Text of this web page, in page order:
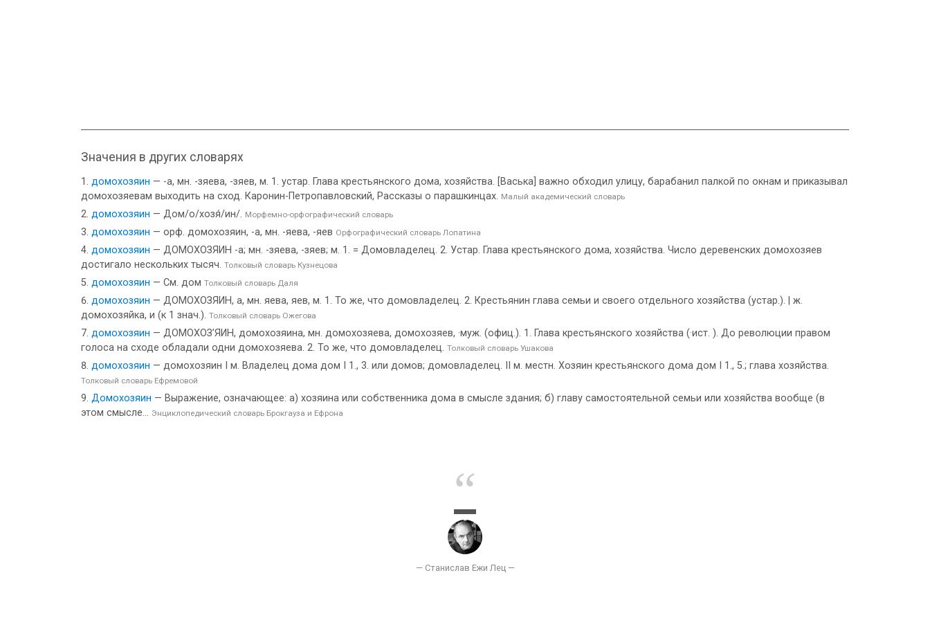
Значения в других словарях
домохозяин — -а, мн. -зяева, -зяев, м. 1. устар. Глава крестьянского дома, хозяйства. [Васька] важно обходил улицу, барабанил палкой по окнам и приказывал
домохозяевам выходить на сход. Каронин-Петропавловский, Рассказы о парашкинцах. Малый академический словарь
домохозяин — Дом/о/хозя́/ин/. Морфемно-орфографический словарь
домохозяин — орф. домохозяин, -а, мн. -яева, -яев Орфографический словарь Лопатина
домохозяин — ДОМОХОЗЯИН -а; мн. -зяева, -зяев; м. 1. = Домовладелец. 2. Устар. Глава крестьянского дома, хозяйства. Число деревенских домохозяев
достигало нескольких тысяч. Толковый словарь Кузнецова
домохозяин — См. дом Толковый словарь Даля
домохозяин — ДОМОХОЗЯИН, а, мн. яева, яев, м. 1. То же, что домовладелец. 2. Крестьянин глава семьи и своего отдельного хозяйства (устар.). | ж.
домохозяйка, и (к 1 знач.). Толковый словарь Ожегова
домохозяин — ДОМОХОЗ’ЯИН, домохозяина, мн. домохозяева, домохозяев, ·муж. (офиц.). 1. Глава крестьянского хозяйства (·ист. ). До революции правом
голоса на сходе обладали одни домохозяева. 2. То же, что домовладелец. Толковый словарь Ушакова
домохозяин — домохозяин I м. Владелец дома дом I 1., 3. или домов; домовладелец. II м. местн. Хозяин крестьянского дома дом I 1., 5.; глава хозяйства.
Толковый словарь Ефремовой
Домохозяин — Выражение, означающее: а) хозяина или собственника дома в смысле здания; б) главу самостоятельной семьи или хозяйства вообще (в
этом смысле... Энциклопедический словарь Брокгауза и Ефрона